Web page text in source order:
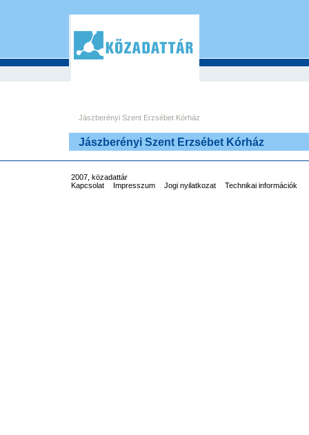
Jászberényi Szent Erzsébet Kórház
Jászberényi Szent Erzsébet Kórház
2007, közadattár
Kapcsolat
Impresszum Jogi nyilatkozat Technikai információk